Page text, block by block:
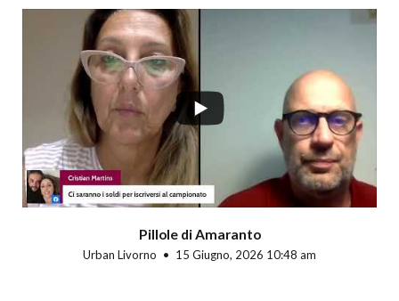
Pillole di Amaranto
Urban Livorno 15 Giugno, 2026 10:48 am